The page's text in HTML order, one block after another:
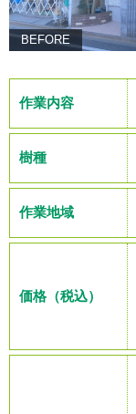
BEFORE
作業内容
樹種
作業地域
価格（税込）